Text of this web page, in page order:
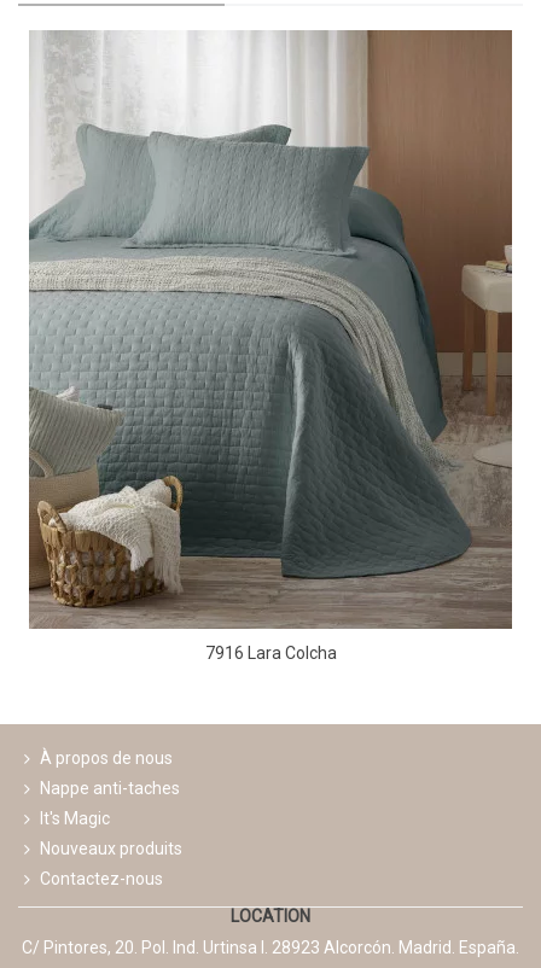
7916 Lara Colcha
À propos de nous
Nappe anti-taches
It's Magic
Nouveaux produits
Contactez-nous
LOCATION
C/ Pintores, 20. Pol. Ind. Urtinsa I. 28923 Alcorcón. Madrid. España.